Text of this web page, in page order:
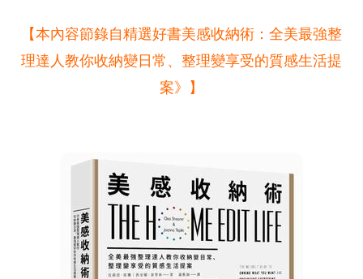
【本內容節錄自精選好書美感收納術：全美最強整
理達人教你收納變日常、整理變享受的質感生活提
案》】